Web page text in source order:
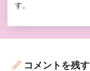
す。
コメントを残す